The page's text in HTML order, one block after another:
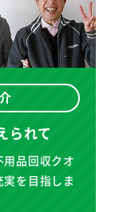
られて
品回収クオ
を目指しま